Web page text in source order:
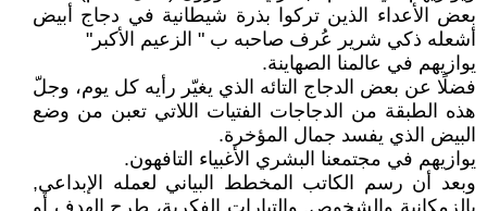
بعض الأعداء الذين تركوا بذرة شيطانية في دجاج أبيض
أشعله ذكي شرير عُرف صاحبه ب " الزعيم الأكبر"
يوازيهم في عالمنا الصهاينة.
فضلًا عن بعض الدجاج التائه الذي يغيّر رأيه كل يوم، وجلّ
هذه الطبقة من الدجاجات الفتيات اللاتي تعبن من وضع
البيض الذي يفسد جمال المؤخرة.
يوازيهم في مجتمعنا البشري الأغبياء التافهون.
وبعد أن رسم الكاتب المخطط البياني لعمله الإبداعي,